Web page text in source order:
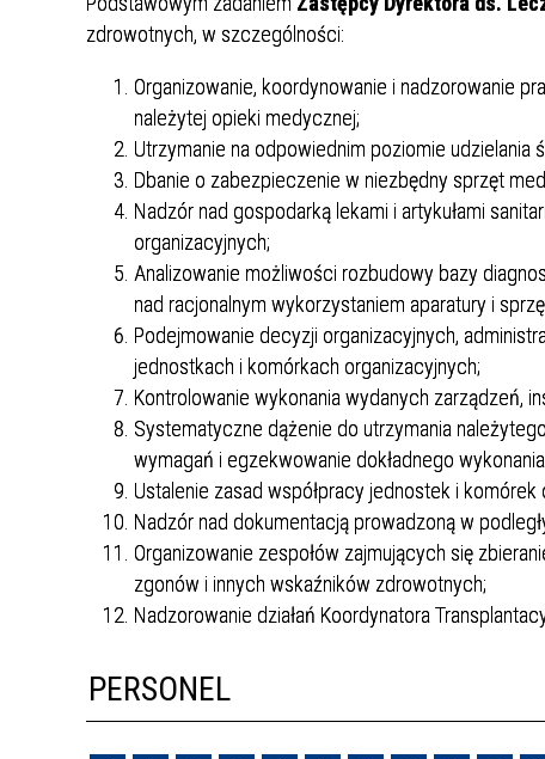
Żywienie dla Zdrowia
Zdjęcia Posiłków
Materiały Edukacyjne dla Pacjentów
Wyniki Uzyskanych Badań
Laboratoryjnych
Zgłaszanie Anonimowych Uwag
Cennik Badań Diagnostycznych i
Usług
Wsparcie w Kryzysie Psychicznym –
Ważne Informacje i Numery
Telefonów Pomocowych
Poradnia Ortopedii i Traumatologii
Oddział Rehabilitacji
Kardiologicznej/Oddział Dzienny
zdrowotnych, w szczególności:
Organizowanie, koordynowanie i nadzorowanie
należytej opieki medycznej;
Utrzymanie na odpowiednim poziomie udzielania
Dbanie o zabezpieczenie w niezbędny sprzęt
Nadzór nad gospodarką lekami i artykułami
organizacyjnych;
Analizowanie możliwości rozbudowy bazy
nad racjonalnym wykorzystaniem aparatury i
Podejmowanie decyzji organizacyjnych,
jednostkach i komórkach organizacyjnych;
Kontrolowanie wykonania wydanych zarządzeń,
Systematyczne dążenie do utrzymania
wymagań i egzekwowanie dokładnego
Ustalenie zasad współpracy jednostek i
Nadzór nad dokumentacją prowadzoną w
Organizowanie zespołów zajmujących się
zgonów i innych wskaźników zdrowotnych;
Nadzorowanie działań Koordynatora
PERSONEL